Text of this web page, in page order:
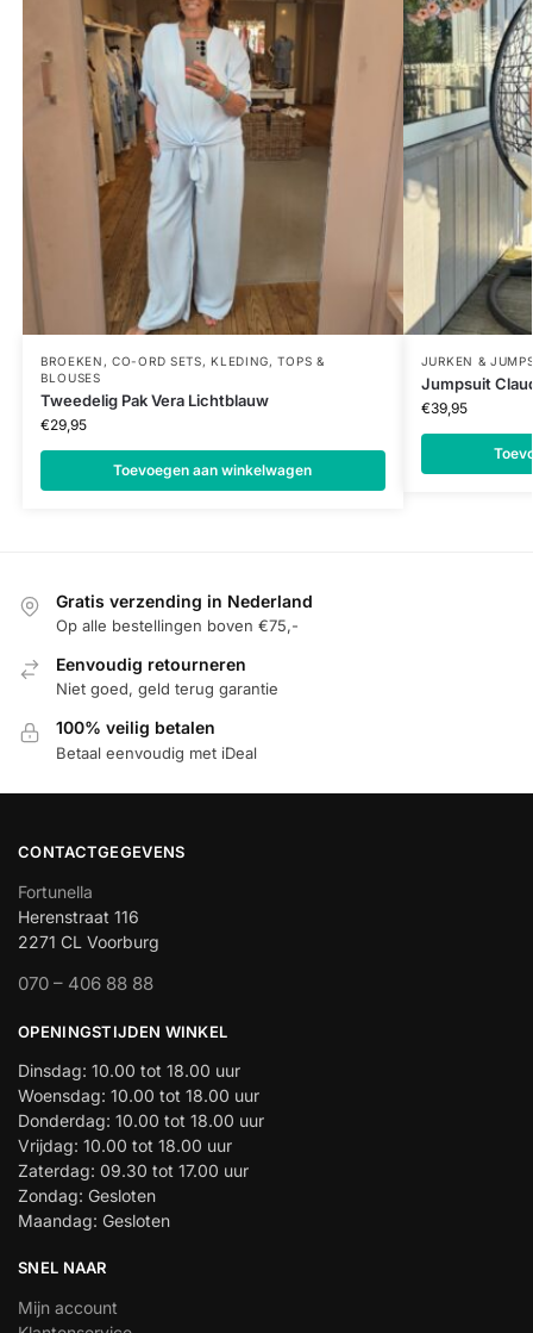
BROEKEN ,CO-ORD SETS,KLEDING,TOPS &
BLOUSES
Tweedelig Pak Vera Lichtblauw
€29,95
Toevoegen aan winkelwagen
JURKEN &
Jumpsuit
€39,95
Gratis verzending in Nederland
Op alle bestellingen boven €75,-
Eenvoudig retourneren
Niet goed, geld terug garantie
100% veilig betalen
Betaal eenvoudig met iDeal
CONTACTGEGEVENS
Fortunella
Herenstraat 116
2271 CL Voorburg
070 – 406 88 88
OPENINGSTIJDEN WINKEL
Dinsdag: 10.00 tot 18.00 uur
Woensdag: 10.00 tot 18.00 uur
Donderdag: 10.00 tot 18.00 uur
Vrijdag: 10.00 tot 18.00 uur
Zaterdag: 09.30 tot 17.00 uur
Zondag: Gesloten
Maandag: Gesloten
SNEL NAAR
Mijn account